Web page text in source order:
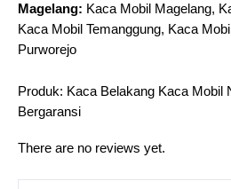
Magelang: Kaca Mobil Magelang,
Kaca Mobil Temanggung, Kaca
Purworejo
Produk: Kaca Belakang Kaca Mobil
Bergaransi
There are no reviews yet.